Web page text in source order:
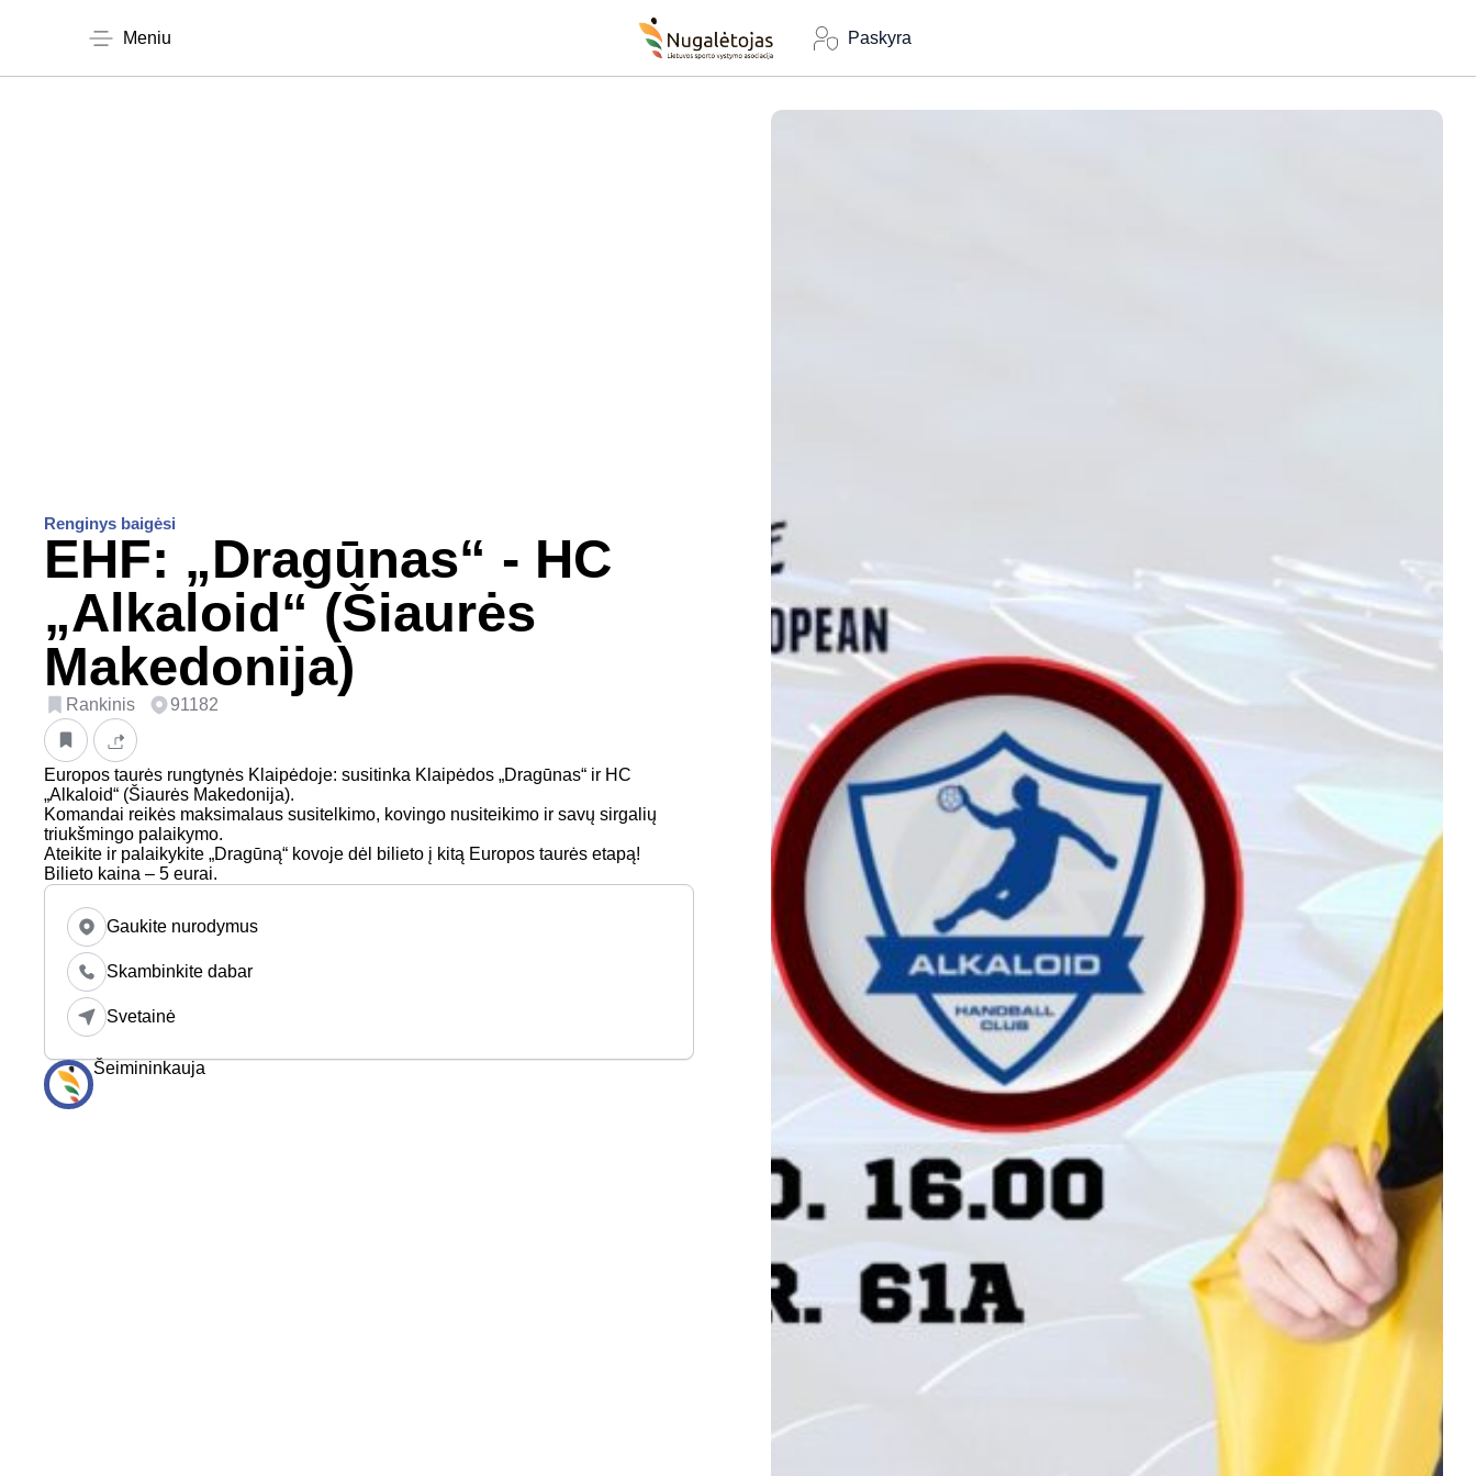
Meniu Paskyra
Renginys baigėsi
EHF: „Dragūnas“ - HC
„Alkaloid“ (Šiaurės
Makedonija)
Rankinis 91182
Europos taurės rungtynės Klaipėdoje: susitinka Klaipėdos „Dragūnas“ ir HC
„Alkaloid“ (Šiaurės Makedonija).
Komandai reikės maksimalaus susitelkimo, kovingo nusiteikimo ir savų sirgalių
triukšmingo palaikymo.
Ateikite ir palaikykite „Dragūną“ kovoje dėl bilieto į kitą Europos taurės etapą!
Bilieto kaina – 5 eurai.
Gaukite nurodymus
Skambinkite dabar
Svetainė
Šeimininkauja